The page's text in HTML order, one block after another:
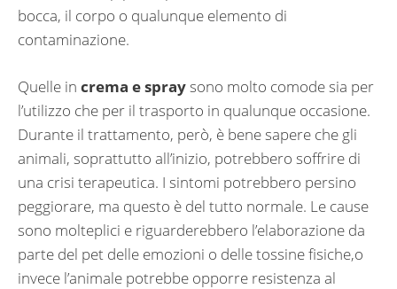
bocca, il corpo o qualunque elemento di
contaminazione.
Quelle in crema e spraysono molto comode sia per
l’utilizzo che per il trasporto in qualunque occasione.
Durante il trattamento, però, è bene sapere che gli
animali, soprattutto all’inizio, potrebbero soffrire di
una crisi terapeutica. I sintomi potrebbero persino
peggiorare, ma questo è del tutto normale. Le cause
sono molteplici e riguarderebbero l’elaborazione da
parte del pet delle emozioni o delle tossine fisiche,o
invece l’animale potrebbe opporre resistenza al